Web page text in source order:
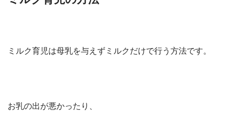
ミルク育児は母乳を与えずミルクだけで行う方法です。
お乳の出が悪かったり、